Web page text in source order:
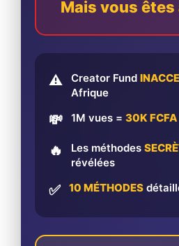
Mais vous êtes
⚠️ Creator Fund
Afrique
💸 1M vues = 30K FCFA
🔥 Les méthodes
révélées
✅ 10 MÉTHODES